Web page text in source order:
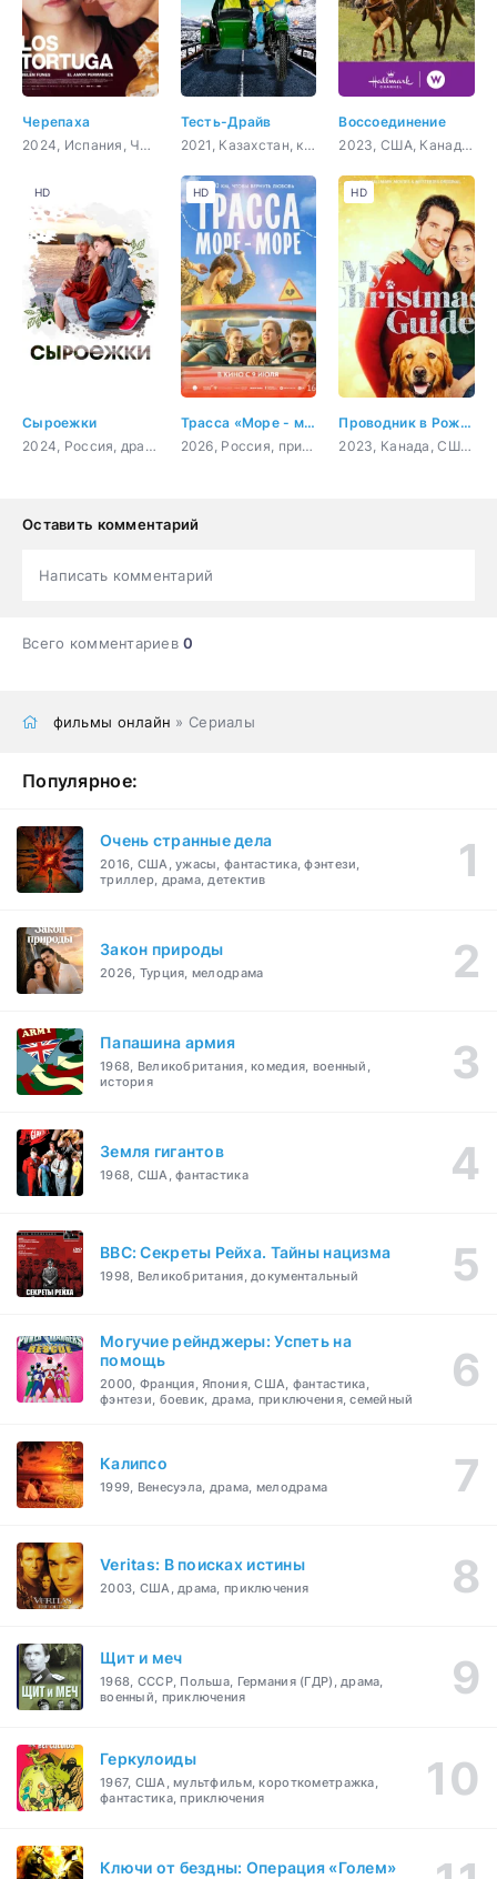
Черепаха
2024, Испания, Чили, драма
Тесть-Драйв
2021, Казахстан, комедия
Воссоединение
2023, США, Канада, мелодрама, комедия
Сыроежки
2024, Россия, драма
HD
Трасса «Море - море»
2026, Россия, приключения, комедия, мелодрама
HD
Проводник в Рождество
2023, Канада, США, мелодрама
HD
Оставить комментарий
Написать комментарий
Всего комментариев0
фильмы онлайн » Сериалы
Популярное:
Очень странные дела
2016, США, ужасы, фантастика, фэнтези,
триллер, драма, детектив
Закон природы
2026, Турция, мелодрама
Папашина армия
1968, Великобритания, комедия, военный,
история
Земля гигантов
1968, США, фантастика
BBC: Секреты Рейха. Тайны нацизма
1998, Великобритания, документальный
Могучие рейнджеры: Успеть на
помощь
2000, Франция, Япония, США, фантастика,
фэнтези, боевик, драма, приключения, семейный
Калипсо
1999, Венесуэла, драма, мелодрама
Veritas: В поисках истины
2003, США, драма, приключения
Щит и меч
1968, СССР, Польша, Германия (ГДР), драма,
военный, приключения
Геркулоиды
1967, США, мультфильм, короткометражка,
фантастика, приключения
Ключи от бездны: Операция «Голем»